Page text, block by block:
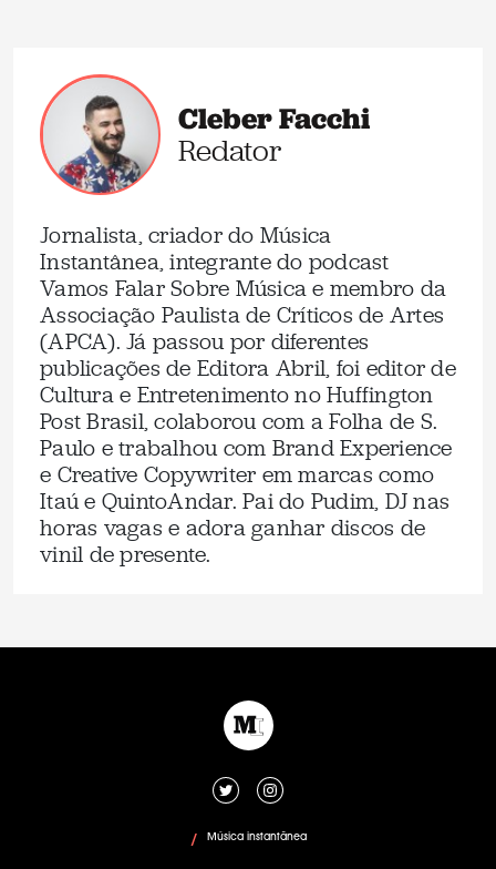
Cleber Facchi
Redator
Jornalista, criador do Música
Instantânea, integrante do podcast
Vamos Falar Sobre Música e membro da
Associação Paulista de Críticos de Artes
(APCA). Já passou por diferentes
publicações de Editora Abril, foi editor de
Cultura e Entretenimento no Huffington
Post Brasil, colaborou com a Folha de S.
Paulo e trabalhou com Brand Experience
e Creative Copywriter em marcas como
Itaú e QuintoAndar. Pai do Pudim, DJ nas
horas vagas e adora ganhar discos de
vinil de presente.
/ Música instantânea